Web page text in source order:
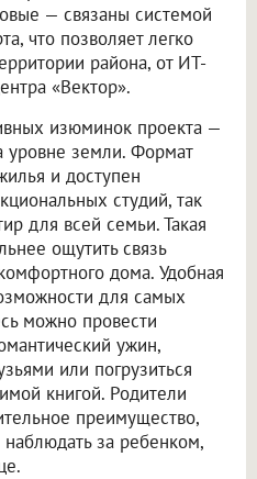
— связаны системой
что позволяет легко
района, от ИТ-
«Вектор».
изюминок проекта —
уровне земли. Формат
и доступен
студий, так
для всей семьи. Такая
ощутить связь
дома. Удобная
для самых
можно провести
ужин,
или погрузиться
книгой. Родители
преимущество,
за ребенком,